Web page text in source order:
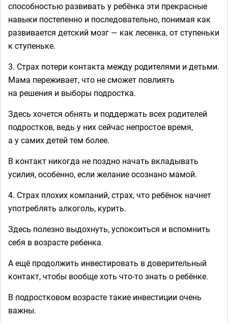
способностью развивать у ребёнка эти прекрасные
навыки постепенно и последовательно, понимая как
развивается детский мозг — как лесенка, от ступеньки
к ступеньке.
3. Страх потери контакта между родителями и детьми.
Мама переживает, что не сможет повлиять
на решения и выборы подростка.
Здесь хочется обнять и поддержать всех родителей
подростков, ведь у них сейчас непростое время,
а у самих детей тем более.
В контакт никогда не поздно начать вкладывать
усилия, особенно, если желание осознано мамой.
4. Страх плохих компаний, страх, что ребёнок начнет
употреблять алкоголь, курить.
Здесь полезно выдохнуть, успокоиться и вспомнить
себя в возрасте ребенка.
А ещё продолжить инвестировать в доверительный
контакт, чтобы вообще хоть что-то знать о ребёнке.
В подростковом возрасте такие инвестиции очень
важны.